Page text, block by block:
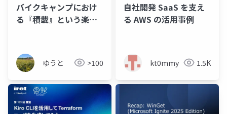
バイクキャンプにおけ
る『積載』という楽し
ゆうと >100
自社開発 SaaS を支え
る AWS の活用事例
kt0mmy 1.5K